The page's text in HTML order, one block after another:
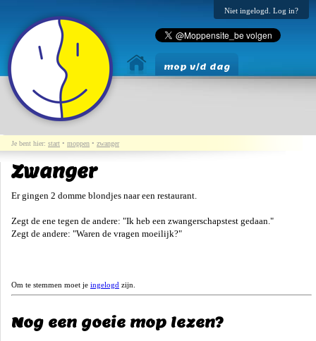
Niet ingelogd. Log in?
mop v/d dag
Je bent hier: start • moppen • zwanger
Zwanger
Er gingen 2 domme blondjes naar een restaurant.
Zegt de ene tegen de andere: "Ik heb een zwangerschapstest gedaan."
Zegt de andere: "Waren de vragen moeilijk?"
Om te stemmen moet je ingelogd zijn.
Nog een goeie mop lezen?